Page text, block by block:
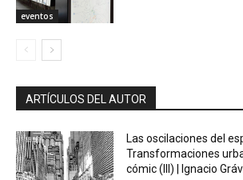
eventos
ARTÍCULOS DEL AUTOR
Las oscilaciones del
Transformaciones
cómic (III) | Ignacio